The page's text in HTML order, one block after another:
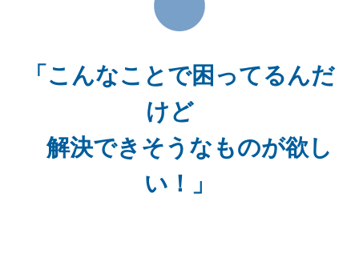
「こんなことで困ってるんだ
けど
解決できそうなものが欲し
い！」